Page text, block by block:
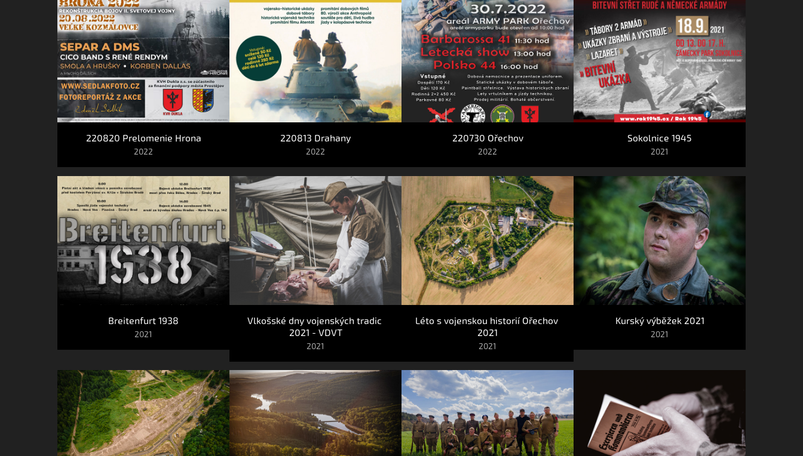
220820 Prelomenie Hrona
2022
220813 Drahany
2022
220730 Ořechov
2022
Sokolnice 1945
2021
Breitenfurt 1938
2021
Vlkošské dny vojenských tradic
2021 - VDVT
2021
Léto s vojenskou historií Ořechov
2021
2021
Kurský výběžek 2021
2021